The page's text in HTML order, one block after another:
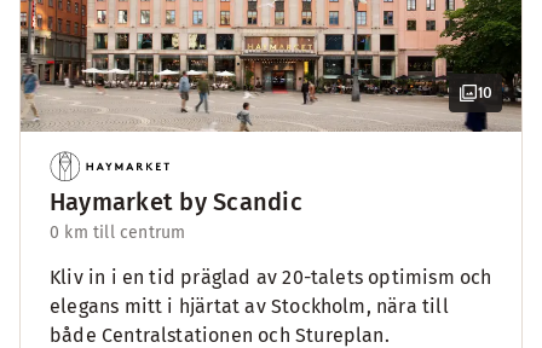
10
Haymarket by Scandic
0 km till centrum
Kliv in i en tid präglad av 20-talets optimism och
elegans mitt i hjärtat av Stockholm, nära till
både Centralstationen och Stureplan.